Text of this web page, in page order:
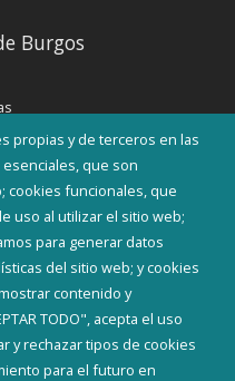
propias y de terceros en las
que son
cookies funcionales, que
uso al utilizar el sitio web;
para generar datos
del sitio web; y cookies
contenido y
TODO", acepta el uso
y rechazar tipos de cookies
para el futuro en
Burgos
interés